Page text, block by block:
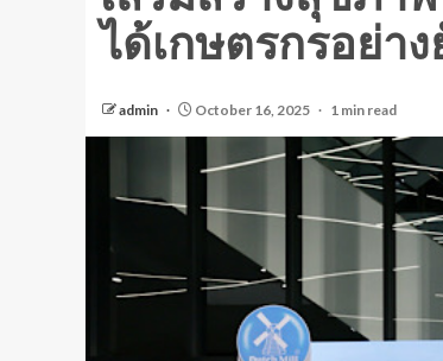
ได้เกษตรกรอย่า
admin October 16, 2025 1 min read